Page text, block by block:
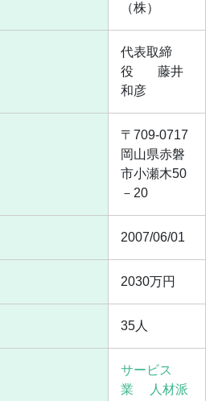
（株）
代表取締
役
藤井
和彦
〒709-0717
岡山県赤磐
市小瀬木50
－20
2007/06/01
2030万円
35人
サービス
業
人材派